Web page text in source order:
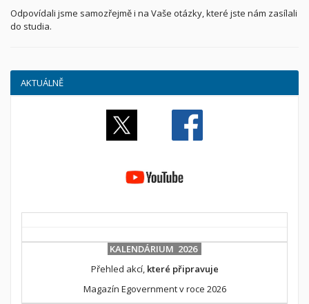
Odpovídali jsme samozřejmě i na Vaše otázky, které jste nám zasílali
do studia.
AKTUÁLNĚ
KALENDÁRIUM 2026
Přehled akcí, které připravuje
Magazín Egovernment v roce 2026